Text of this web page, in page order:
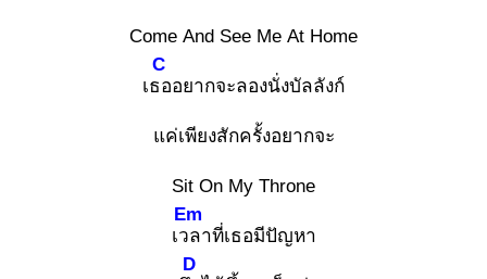
Come And See Me At Home
เธอ
C
อยากจะลองนั่งบัลลังก์
แค่เพียงสักครั้งอยากจะ
Sit On My Throne
เวล
Em
าที่เธอมีปัญหา
D